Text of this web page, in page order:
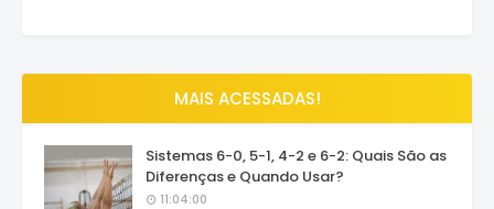
MAIS ACESSADAS!
Sistemas 6-0, 5-1, 4-2 e 6-2: Quais São as
Diferenças e Quando Usar?
11:04:00